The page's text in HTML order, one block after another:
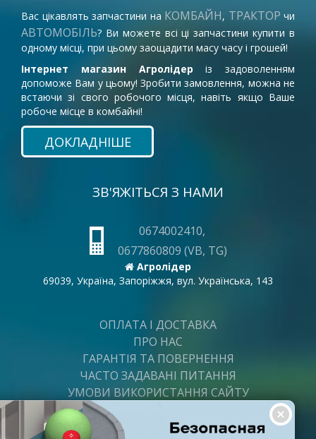
Вас цікавлять запчастини на КОМБАЙН, ТРАКТОР чи
АВТОМОБІЛЬ? Ви можете всі ці запчастини купити в
одному місці, при цьому заощадити масу часу і грошей!
Інтернет магазин Агролідер із задоволенням
допоможе Вам у цьому! Зробити замовлення, можна не
встаючи зі свого робочого місця, навіть якщо Ваше
робоче місце в комбайні!
ДОКЛАДНІШЕ
ЗВ'ЯЖІТЬСЯ З НАМИ
0674002410,
0677860809 (VB, TG)
Агролідер
69039, Україна, Запоріжжя, вул. Українська, 143
ОПЛАТА І ДОСТАВКА
ПРО НАС
ГАРАНТІЯ ТА ПОВЕРНЕННЯ
ЧАСТО ЗАДАВАНІ ПИТАННЯ
УМОВИ ВИКОРИСТАННЯ САЙТУ
ПОСТАЧАЛЬНИКАМ